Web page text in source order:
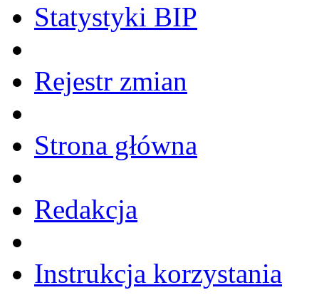
Statystyki BIP
Rejestr zmian
Strona główna
Redakcja
Instrukcja korzystania